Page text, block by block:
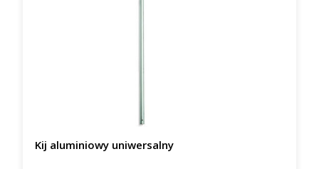
Kij aluminiowy uniwersalny